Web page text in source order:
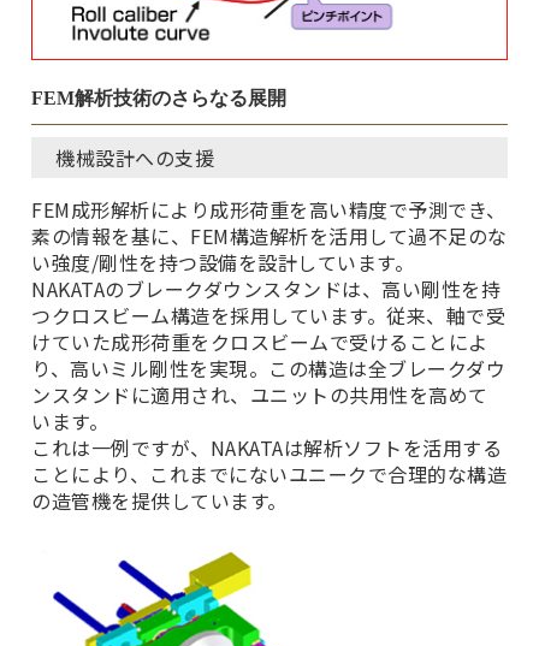
FEM解析技術のさらなる展開
機械設計への支援
FEM成形解析により成形荷重を高い精度で予測でき、
素の情報を基に、FEM構造解析を活用して過不足のな
い強度/剛性を持つ設備を設計しています。
NAKATAのブレークダウンスタンドは、高い剛性を持
つクロスビーム構造を採用しています。従来、軸で受
けていた成形荷重をクロスビームで受けることによ
り、高いミル剛性を実現。この構造は全ブレークダウ
ンスタンドに適用され、ユニットの共用性を高めて
います。
これは一例ですが、NAKATAは解析ソフトを活用する
ことにより、これまでにないユニークで合理的な構造
の造管機を提供しています。